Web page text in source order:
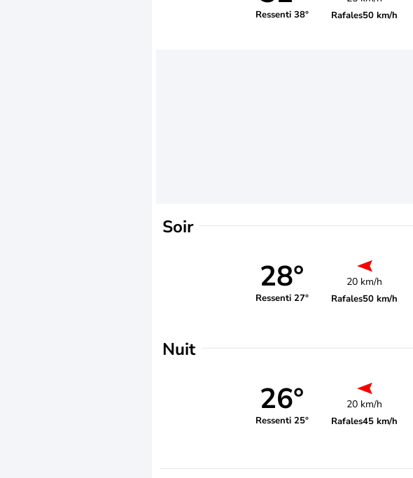
Ressenti 38° Rafales50 km/h
Soir
28°
Ressenti 27°
20 km/h
Rafales50 km/h
Nuit
26°
Ressenti 25°
20 km/h
Rafales45 km/h